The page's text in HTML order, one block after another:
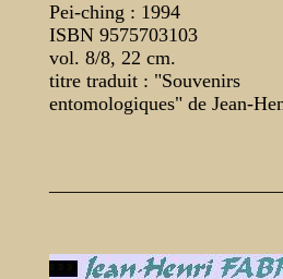
Pei-ching : 1994
ISBN 9575703103
vol. 8/8, 22 cm.
titre traduit : "Souvenirs
entomologiques" de Jean-